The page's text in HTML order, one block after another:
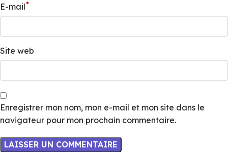
E-mail*
Site web
Enregistrer mon nom, mon e-mail et mon site dans le
navigateur pour mon prochain commentaire.